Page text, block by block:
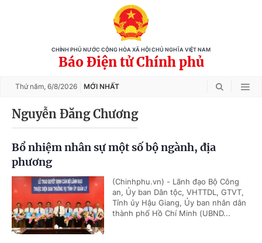
CHÍNH PHỦ NƯỚC CỘNG HÒA XÃ HỘI CHỦ NGHĨA VIỆT NAM
Báo Điện tử Chính phủ
Thứ năm, 6/8/2026 MỚI NHẤT
Nguyễn Đăng Chương
Bổ nhiệm nhân sự một số bộ ngành, địa
phương
(Chinhphu.vn) - Lãnh đạo Bộ Công
an, Ủy ban Dân tộc, VHTTDL, GTVT,
Tỉnh ủy Hậu Giang, Ủy ban nhân dân
thành phố Hồ Chí Minh (UBND...